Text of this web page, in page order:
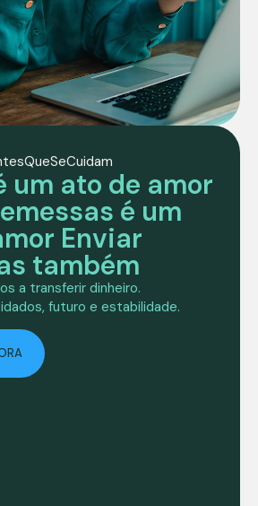
um ato de amor
é um
Enviar
também
a transferir dinheiro.
futuro e estabilidade.